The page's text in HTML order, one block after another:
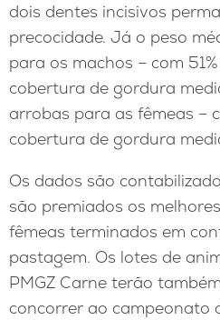
dois dentes incisivos
precocidade. Já o peso
para os machos – com
cobertura de gordura
arrobas para as fêmeas –
cobertura de gordura
Os dados são
são premiados os
fêmeas terminados em
pastagem. Os lotes de
PMGZ Carne terão
concorrer ao campeonato